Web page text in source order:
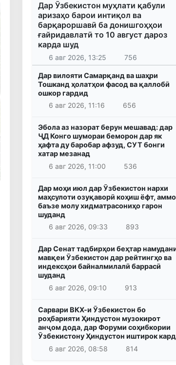
Дар Ӯзбекистон муҳлати қабули
аризаҳо барои интиқол ва
барқароршавӣ ба донишгоҳҳои
ғайридавлатӣ то 10 август дароз
карда шуд
6 авг 2026, 13:25 756
Дар вилояти Самарқанд ва шаҳри
Тошканд ҳолатҳои фасод ва қаллобӣ
ошкор гардид
6 авг 2026, 11:16
656
Эбола аз назорат берун мешавад: дар
ҶД Конго шумораи беморон дар як
ҳафта ду баробар афзуд, СУТ бонги
хатар мезанад
6 авг 2026, 11:00
536
Дар моҳи июл дар Ӯзбекистон нархи
маҳсулоти озуқаворӣ коҳиш ёфт, аммо
баъзе молу хидматрасониҳо гарон
шуданд
6 авг 2026, 09:33
893
Дар Сенат тадбирҳои беҳтар
мавқеи Ӯзбекистон дар рейтингҳо ва
индексҳои байналмилалӣ баррасӣ
шуданд
6 авг 2026, 09:10
913
Сарвари ВКХ-и Ӯзбекистон бо
роҳбарияти Ҳиндустон музокирот
анҷом дода, дар Форуми соҳибкории
Ӯзбекистону Ҳиндустон иштирок кард
6 авг 2026, 08:58
814